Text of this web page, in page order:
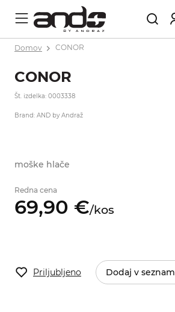
Domov CONOR
CONOR
Št. izdelka: 0003338
Brand: AND by Andraž
moške hlače
Redna cena
69,90 €/kos
Priljubljeno Dodaj v seznam